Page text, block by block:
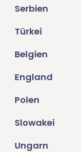
Serbien
Türkei
Belgien
England
Polen
Slowakei
Ungarn